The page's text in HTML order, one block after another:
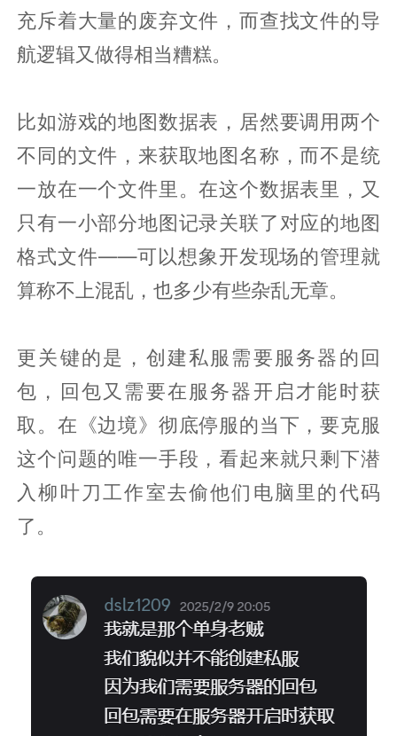
充斥着大量的废弃文件，而查找文件的导
航逻辑又做得相当糟糕。
比如游戏的地图数据表，居然要调用两个
不同的文件，来获取地图名称，而不是统
一放在一个文件里。在这个数据表里，又
只有一小部分地图记录关联了对应的地图
格式文件——可以想象开发现场的管理就
算称不上混乱，也多少有些杂乱无章。
更关键的是，创建私服需要服务器的回
包，回包又需要在服务器开启才能时获
取。在《边境》彻底停服的当下，要克服
这个问题的唯一手段，看起来就只剩下潜
入柳叶刀工作室去偷他们电脑里的代码
了。